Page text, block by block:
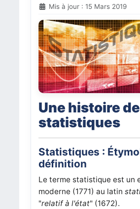
Mis à jour : 15 Mars 2019
Une histoire
statistiques
Statistiques :
définition
Le terme statistique est un
moderne (1771) au latin
"relatif à l'état" (1672).